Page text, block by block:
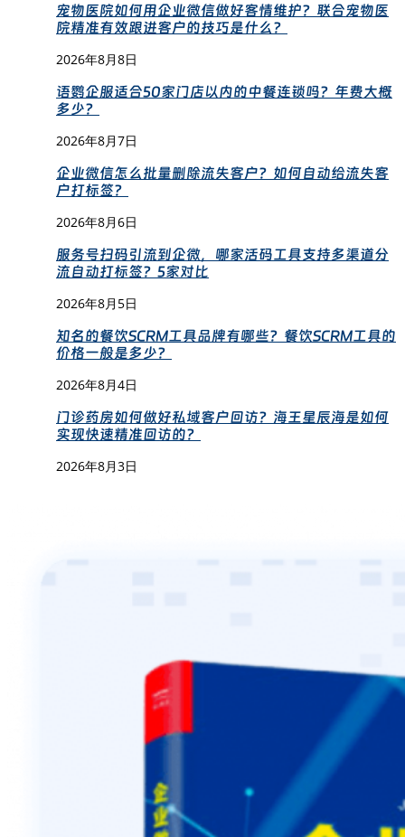
宠物医院如何用企业微信做好客情维护？联合宠物医
院精准有效跟进客户的技巧是什么？
2026年8月8日
语鹦企服适合50家门店以内的中餐连锁吗？年费大概
多少？
2026年8月7日
企业微信怎么批量删除流失客户？如何自动给流失客
户打标签？
2026年8月6日
服务号扫码引流到企微，哪家活码工具支持多渠道分
流自动打标签？5家对比
2026年8月5日
知名的餐饮SCRM工具品牌有哪些？餐饮SCRM工具的
价格一般是多少？
2026年8月4日
门诊药房如何做好私域客户回访？海王星辰海是如何
实现快速精准回访的？
2026年8月3日